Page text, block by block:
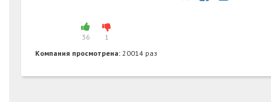
36
1
Компания просмотрена:20014 раз